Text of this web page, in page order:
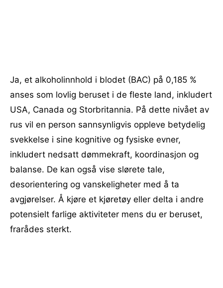
Ja, et alkoholinnhold i blodet (BAC) på 0,185 %
anses som lovlig beruset i de fleste land, inkludert
USA, Canada og Storbritannia. På dette nivået av
rus vil en person sannsynligvis oppleve betydelig
svekkelse i sine kognitive og fysiske evner,
inkludert nedsatt dømmekraft, koordinasjon og
balanse. De kan også vise slørete tale,
desorientering og vanskeligheter med å ta
avgjørelser. Å kjøre et kjøretøy eller delta i andre
potensielt farlige aktiviteter mens du er beruset,
frarådes sterkt.